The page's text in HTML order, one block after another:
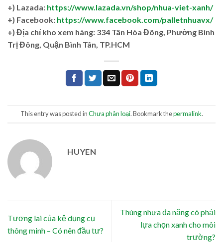
+) Lazada: https://www.lazada.vn/shop/nhua-viet-xanh/
+) Facebook: https://www.facebook.com/palletnhuavx/
+) Địa chỉ kho xem hàng: 334 Tân Hòa Đông, Phường Bình
Trị Đông, Quận Bình Tân, TP.HCM
This entry was posted inChưa phân loại. Bookmark thepermalink.
HUYEN
Tương lai của kệ dụng cụ
thông minh – Có nên đầu tư?
Thùng nhựa đa năng có phải
lựa chọn xanh cho môi
trường?